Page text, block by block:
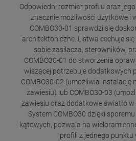
Odpowiedni rozmiar profilu oraz
znacznie możliwości użytkowe i
COMBO30-01 sprawdzi się
architektoniczne. Listwa cechuje
sobie zasilacza, sterowników,
COMBO30-01 do stworzenia
wiszącej potrzebuje dodatkowych
COMBO30-02 (umożliwia instalację
zawiesiu) lub COMBO30-03
zawiesiu oraz dodatkowe światło w
System COMBO30 dzięki
kątowych, pozwala na
profili z jednego punktu